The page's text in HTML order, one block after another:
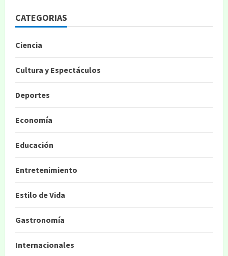
CATEGORIAS
Ciencia
Cultura y Espectáculos
Deportes
Economía
Educación
Entretenimiento
Estilo de Vida
Gastronomía
Internacionales